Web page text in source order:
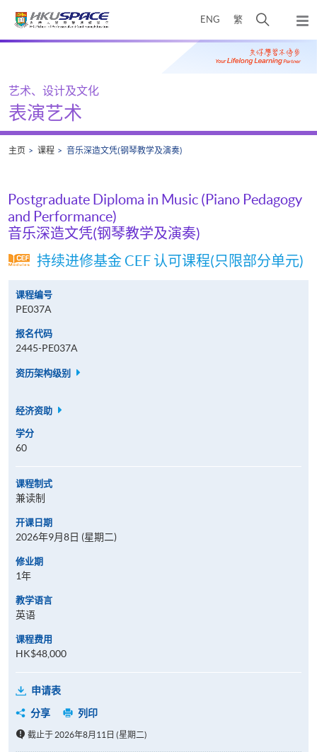
ENG 繁
开
搜
寻
弹
出
主
Main
艺术、设计及文化
表演艺术
主页 课程 音乐深造文凭(钢琴教学及演奏)
Postgraduate Diploma in Music (Piano Pedagogy
and Performance)
音乐深造文凭(钢琴教学及演奏)
持续进修基金 CEF 认可课程(只限部分单元)
课程编号
PE037A
报名代码
2445-PE037A
资历架构级别
经济资助
学分
60
课程制式
兼读制
开课日期
2026年9月8日 (星期二)
修业期
1年
教学语言
英语
课程费用
HK$48,000
申请表
分享
列印
截止于 2026年8月11日 (星期二)